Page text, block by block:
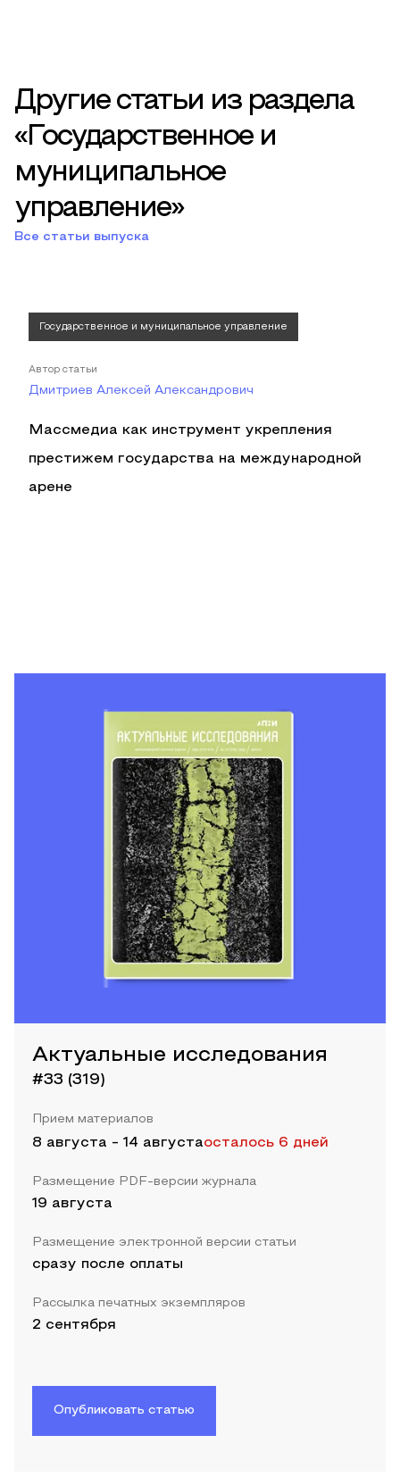
Другие статьи из раздела
«Государственное и
муниципальное
управление»
Все статьи выпуска
Государственное и муниципальное управление
Автор статьи
Дмитриев Алексей Александрович
Массмедиа как инструмент укрепления
престижем государства на международной
арене
Актуальные исследования
#33 (319)
Прием материалов
8 августа - 14 августаосталось 6 дней
Размещение PDF-версии журнала
19 августа
Размещение электронной версии статьи
сразу после оплаты
Рассылка печатных экземпляров
2 сентября
Опубликовать статью